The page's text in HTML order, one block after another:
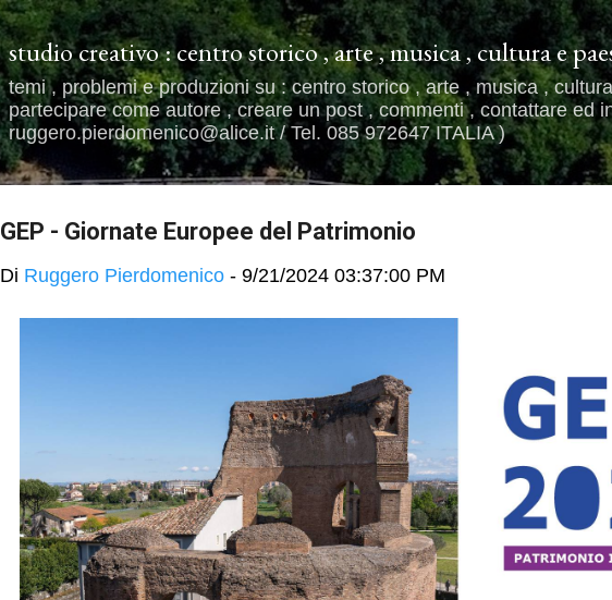
Passa ai contenuti principali
studio creativo : centro storico , arte , musica , cultura e
temi , problemi e produzioni su : centro storico , arte , musica ,
partecipare come autore , creare un post , commenti , contattare ed
ruggero.pierdomenico@alice.it / Tel. 085 972647 ITALIA )
GEP - Giornate Europee del Patrimonio
Di Ruggero Pierdomenico - 9/21/2024 03:37:00 PM